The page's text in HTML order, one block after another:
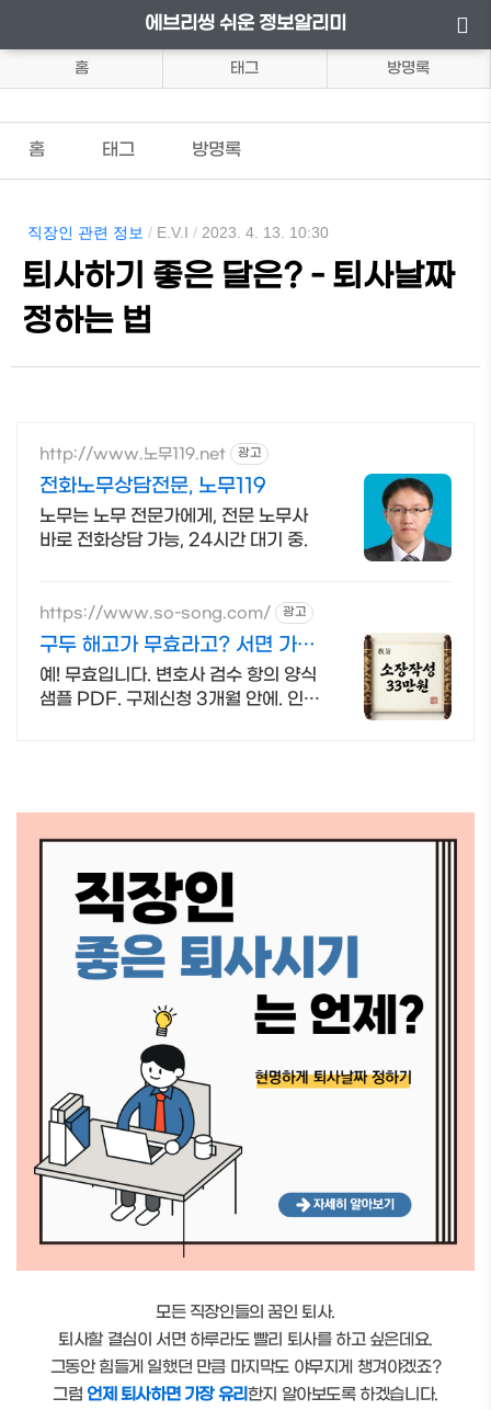
에브리씽 쉬운 정보알리미
홈 태그 방명록
홈 태그 방명록
직장인 관련 정보 / E.V.I / 2023. 4. 13. 10:30
퇴사하기 좋은 달은? - 퇴사날짜
정하는 법
http://www.노무119.net 광고
전화노무상담전문, 노무119
노무는 노무 전문가에게, 전문 노무사
바로 전화상담 가능, 24시간 대기 중.
https://www.so-song.com/ 광고
구두 해고가 무효라고? 서면 가격
공개합니다
예! 무효입니다. 변호사 검수 항의 양식
샘플 PDF. 구제신청 3개월 안에. 인지
모든 직장인들의 꿈인 퇴사.
퇴사할 결심이 서면 하루라도 빨리 퇴사를 하고 싶은데요.
그동안 힘들게 일했던 만큼 마지막도 야무지게 챙겨야겠죠?
그럼 언제 퇴사하면 가장 유리한지 알아보도록 하겠습니다.